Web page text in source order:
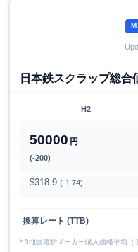
日本鉄スクラップ総合
H2
50000 円
(-200)
$318.9 (-1.74)
換算レート (TTB)
* 3地区電炉メーカー購入価格平均（